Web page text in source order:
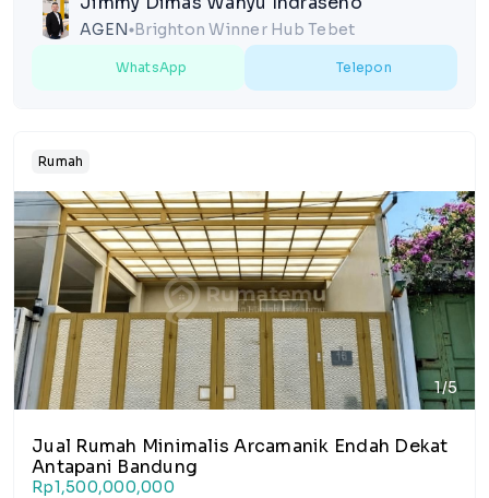
AGEN lens Brighton Winner Hub Tebet
WhatsApp Telepon
Rumah
1/5
Jual Rumah Minimalis Arcamanik Endah Dekat
Antapani Bandung
Rp1,500,000,000